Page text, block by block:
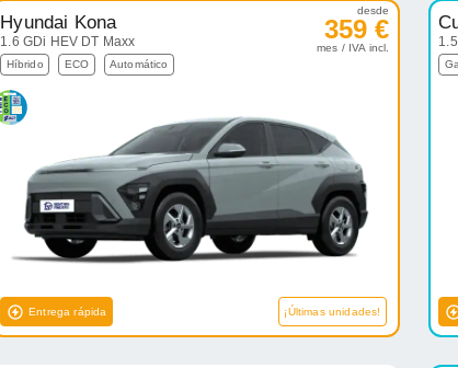
Hyundai Kona
1.6 GDi HEV DT Maxx
Híbrido ECO Automático
desde
359 €
mes / IVA incl.
Entrega rápida ¡Últimas unidades!